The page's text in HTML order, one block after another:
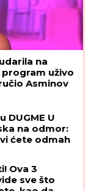
na
program uživo
Asminov
DUGME U
na odmor:
ćete odmah
Ova 3
sve što